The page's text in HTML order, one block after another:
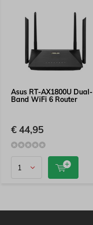
Asus RT-AX1800U Dual-
Band WiFi 6 Router
€ 44,95